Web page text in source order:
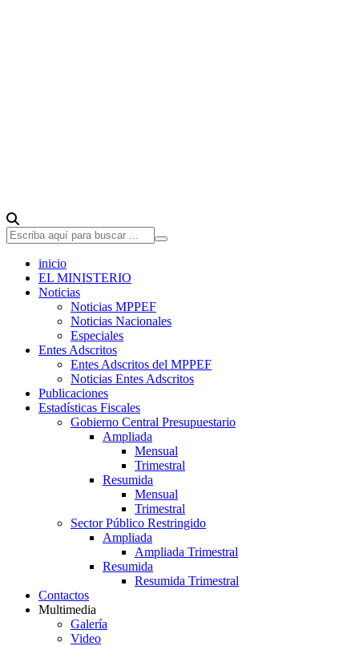
inicio
EL MINISTERIO
Noticias
Noticias MPPEF
Noticias Nacionales
Especiales
Entes Adscritos
Entes Adscritos del MPPEF
Noticias Entes Adscritos
Publicaciones
Estadísticas Fiscales
Gobierno Central Presupuestario
Ampliada
Mensual
Trimestral
Resumida
Mensual
Trimestral
Sector Público Restringido
Ampliada
Ampliada Trimestral
Resumida
Resumida Trimestral
Contactos
Multimedia
Galería
Video